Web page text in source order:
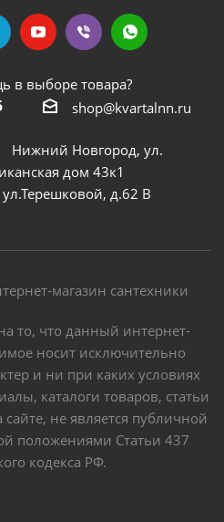
в выборе товара?
shop@kvartalnn.ru
Нижний Новгород, ул.
дом 43к1
д.62 В
магазин сантехники
то, что данный интернет-
носит исключительно
и ни при каких условиях
каталоги товаров, статьи
не является публичной
положениями Статьи 437
кодекса РФ.